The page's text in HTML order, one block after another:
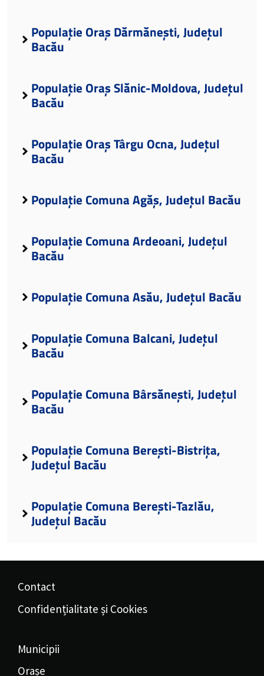
Populație Oraș Dărmănești, Județul
Bacău
Populație Oraș Slănic-Moldova, Județul
Bacău
Populație Oraș Târgu Ocna, Județul
Bacău
Populație Comuna Agăș, Județul Bacău
Populație Comuna Ardeoani, Județul
Bacău
Populație Comuna Asău, Județul Bacău
Populație Comuna Balcani, Județul
Bacău
Populație Comuna Bârsănești, Județul
Bacău
Populație Comuna Berești-Bistrița,
Județul Bacău
Populație Comuna Berești-Tazlău,
Județul Bacău
Contact
Confidențialitate și Cookies
Municipii
Orașe